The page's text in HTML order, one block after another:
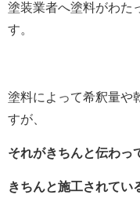
塗装業者へ塗料がわた
す。
塗料によって希釈量や
すが、
それがきちんと伝わっ
きちんと施工されてい